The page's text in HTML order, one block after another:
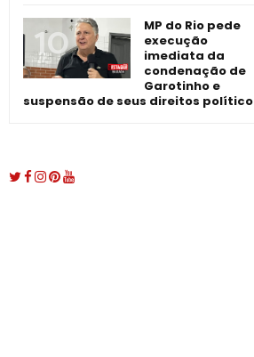
MP do Rio pede
execução
imediata da
condenação de
Garotinho e
suspensão de seus direitos político